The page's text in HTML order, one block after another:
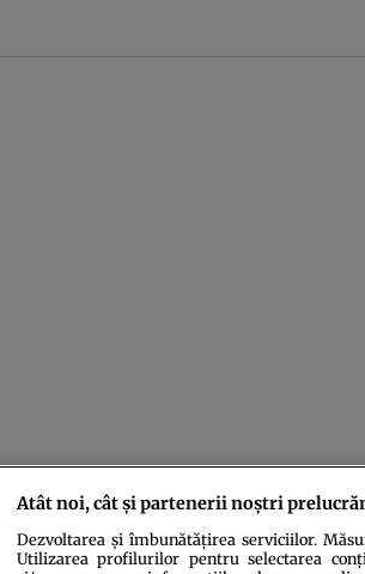
Atât noi, cât și partenerii noștri
Dezvoltarea și îmbunătățirea serviciilor.
Utilizarea profilurilor pentru selectarea